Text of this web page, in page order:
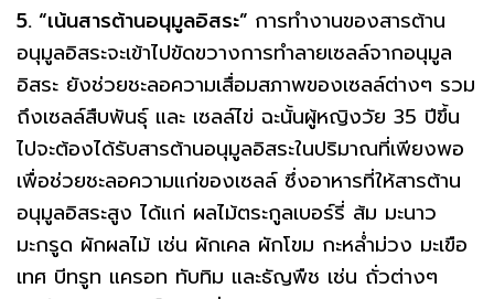
5. “เน้นสารต้านอนุมูลอิสระ” การทำงานของสารต้าน
อนุมูลอิสระจะเข้าไปขัดขวางการทำลายเซลล์จากอนุมูล
อิสระ ยังช่วยชะลอความเสื่อมสภาพของเซลล์ต่างๆ รวม
ถึงเซลล์สืบพันธุ์ และ เซลล์ไข่ ฉะนั้นผู้หญิงวัย 35 ปีขึ้น
ไปจะต้องได้รับสารต้านอนุมูลอิสระในปริมาณที่เพียงพอ
เพื่อช่วยชะลอความแก่ของเซลล์ ซึ่งอาหารที่ให้สารต้าน
อนุมูลอิสระสูง ได้แก่ ผลไม้ตระกูลเบอร์รี่ ส้ม มะนาว
มะกรูด ผักผลไม้ เช่น ผักเคล ผักโขม กะหล่ำม่วง มะเขือ
เทศ บีทรูท แครอท ทับทิม และธัญพืช เช่น ถั่วต่างๆ